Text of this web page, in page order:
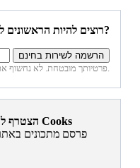
רוצים להיות הראשונים לדעת איזה מתכונים פורסמו השבוע באתר?
פרטיותך מובטחת. לא נחשוף את פרטיך. בכל רגע תוכל לבטל הרשמה לדיוור זה.
הצטרף לקהילת אוהבי האוכל של אתר Cooks
פרסם מתכונים